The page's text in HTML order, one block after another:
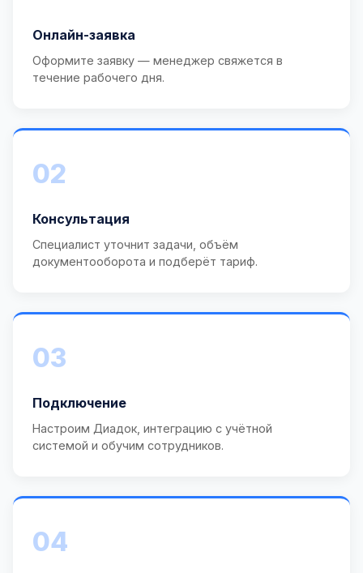
Онлайн-заявка
Оформите заявку — менеджер свяжется в
течение рабочего дня.
02
Консультация
Специалист уточнит задачи, объём
документооборота и подберёт тариф.
03
Подключение
Настроим Диадок, интеграцию с учётной
системой и обучим сотрудников.
04